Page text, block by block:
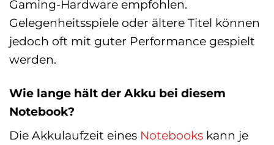
Gaming-Hardware empfohlen.
Gelegenheitsspiele oder ältere Titel können
jedoch oft mit guter Performance gespielt
werden.
Wie lange hält der Akku bei diesem
Notebook?
Die Akkulaufzeit eines Notebooks kann je